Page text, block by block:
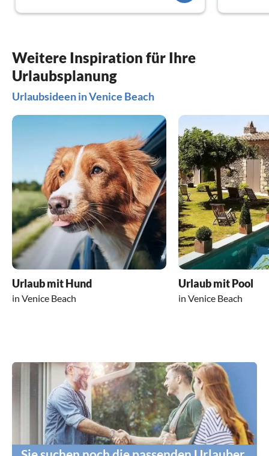
Angebote, aber auch an Supermärkten
Der Pool
Geschäfte
sind mit
erreichen.
Herr
sehr gut
hilfsbereit.
Wir haben
werden
Weitere Inspiration für Ihre
Urlaubsplanung
Urlaubsideen in Venice Beach
Urlaub mit Hund
in Venice Beach
Urlaub mit Pool
in Venice Beach